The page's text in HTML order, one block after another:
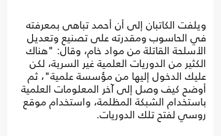
ويلفت الكاتبان إلى أن أحمد تباهى بمعرفته
في الحاسوب ومقدرته على تصنيع وتعديل
الأسلحة القاتلة من مواد خام، وقال: "هناك
الكثير من الدوريات العلمية غير السرية، لكن
عليك الدخول إليها من مؤسسة علمية"، ثم
أوضح كيف وصل إلى آخر المعلومات العلمية
باستخدام الشبكة المظلمة، واستخدام موقع
روسي لفتح تلك الدوريات.